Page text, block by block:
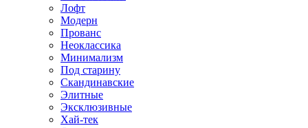
Лофт
Модерн
Прованс
Неоклассика
Минимализм
Под старину
Скандинавские
Элитные
Эксклюзивные
Хай-тек